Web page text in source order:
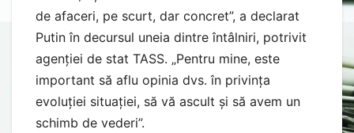
de afaceri, pe scurt, dar concret”, a declarat
Putin în decursul uneia dintre întâlniri, potrivit
agenției de stat TASS. „Pentru mine, este
important să aflu opinia dvs. în privința
evoluției situației, să vă ascult și să avem un
schimb de vederi”.